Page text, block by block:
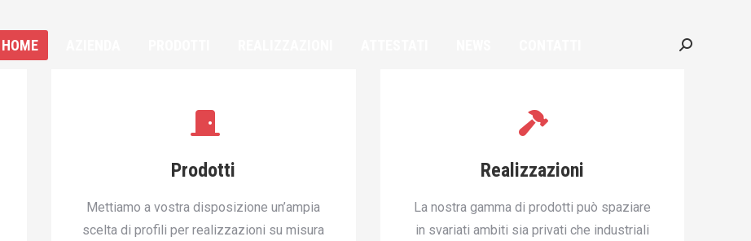
HOME Cerca:
Prodotti
Mettiamo a vostra disposizione un’ampia
scelta di profili per realizzazioni su misura
Realizzazioni
La nostra gamma di prodotti può spaziare
in svariati ambiti sia privati che industriali
HOME Cerca: